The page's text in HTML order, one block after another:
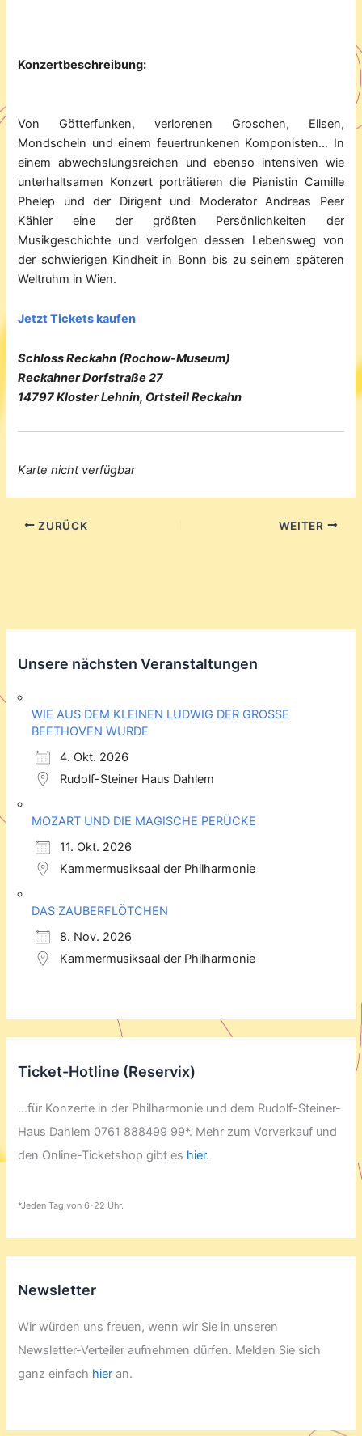
Konzertbeschreibung:
Von Götterfunken, verlorenen Groschen, Elisen,
Mondschein und einem feuertrunkenen Komponisten… In
einem abwechslungsreichen und ebenso intensiven wie
unterhaltsamen Konzert porträtieren die Pianistin Camille
Phelep und der Dirigent und Moderator Andreas Peer
Kähler eine der größten Persönlichkeiten der
Musikgeschichte und verfolgen dessen Lebensweg von
der schwierigen Kindheit in Bonn bis zu seinem späteren
Weltruhm in Wien.
Jetzt Tickets kaufen
Schloss Reckahn (Rochow-Museum)
Reckahner Dorfstraße 27
14797 Kloster Lehnin, Ortsteil Reckahn
Karte nicht verfügbar
ZURÜCK WEITER
Unsere nächsten Veranstaltungen
WIE AUS DEM KLEINEN LUDWIG DER GROSSE
BEETHOVEN WURDE
4. Okt. 2026
Rudolf-Steiner Haus Dahlem
MOZART UND DIE MAGISCHE PERÜCKE
11. Okt. 2026
Kammermusiksaal der Philharmonie
DAS ZAUBERFLÖTCHEN
8. Nov. 2026
Kammermusiksaal der Philharmonie
Ticket-Hotline (Reservix)
...für Konzerte in der Philharmonie und dem Rudolf-Steiner-
Haus Dahlem 0761 888499 99*. Mehr zum Vorverkauf und
den Online-Ticketshop gibt es hier.
*Jeden Tag von 6-22 Uhr.
Newsletter
Wir würden uns freuen, wenn wir Sie in unseren
Newsletter-Verteiler aufnehmen dürfen. Melden Sie sich
ganz einfach hier an.